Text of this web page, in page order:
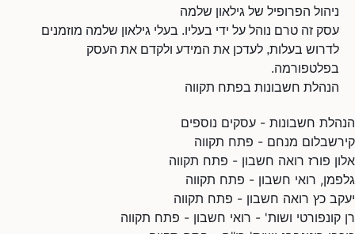
ניהול הפרופיל של גילאון שלמה
עסק זה טרם נוהל על ידי בעליו. בעלי גילאון שלמה מוזמנים
לדרוש בעלות, לעדכן את המידע ולקדם את העסק
בפלטפורמה.
הנהלת חשבונות בפתח תקווה
הנהלת חשבונות - עסקים נוספים
קירשבלום מנחם - פתח תקווה
אלון פורז רואה חשבון - פתח תקווה
גלפמן, רואי חשבון - פתח תקווה
יעקב כץ רואה חשבון - פתח תקווה
רן קונפורטי ושות' - רואי חשבון - פתח תקווה